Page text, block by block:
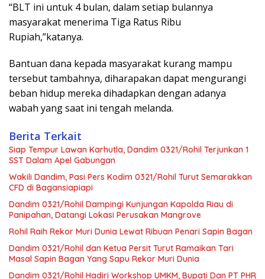
“BLT ini untuk 4 bulan, dalam setiap bulannya
masyarakat menerima Tiga Ratus Ribu
Rupiah,”katanya.
Bantuan dana kepada masyarakat kurang mampu
tersebut tambahnya, diharapakan dapat mengurangi
beban hidup mereka dihadapkan dengan adanya
wabah yang saat ini tengah melanda.
Berita Terkait
Siap Tempur Lawan Karhutla, Dandim 0321/Rohil Terjunkan 1
SST Dalam Apel Gabungan
Wakili Dandim, Pasi Pers Kodim 0321/Rohil Turut Semarakkan
CFD di Bagansiapiapi
Dandim 0321/Rohil Dampingi Kunjungan Kapolda Riau di
Panipahan, Datangi Lokasi Perusakan Mangrove
Rohil Raih Rekor Muri Dunia Lewat Ribuan Penari Sapin Bagan
Dandim 0321/Rohil dan Ketua Persit Turut Ramaikan Tari
Masal Sapin Bagan Yang Sapu Rekor Muri Dunia
Dandim 0321/Rohil Hadiri Workshop UMKM, Bupati Dan PT PHR